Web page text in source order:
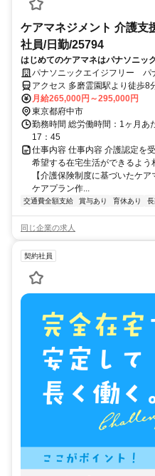
ケアマネジメント 介護支
社員/日勤/25794
はじめてのケアマネはパナソニ
クのある方も歓迎します！チーム
すので安心してご挑戦ください
パナソニックエイジフリー パ
ー府中・ケアマネジメント
アクセス 多磨霊園駅より徒歩8
月給265,000円～295,000円
東京都府中市
勤務時間 総労働時間：1ヶ月あ
17：45
仕事内容 仕事内容 介護認定を
希望する在宅生活ができるよう
【介護保険制度に基づいたケ
ケアプラン作...
交通費全額支給 賞与あり 育休あり
同じ企業の求人
契約社員